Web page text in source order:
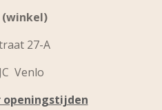
(winkel)
27-A
Venlo
openingstijden